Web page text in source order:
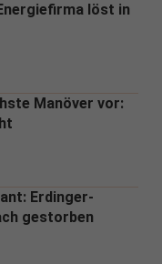
löst in
Manöver vor:
Erdinger-
gestorben